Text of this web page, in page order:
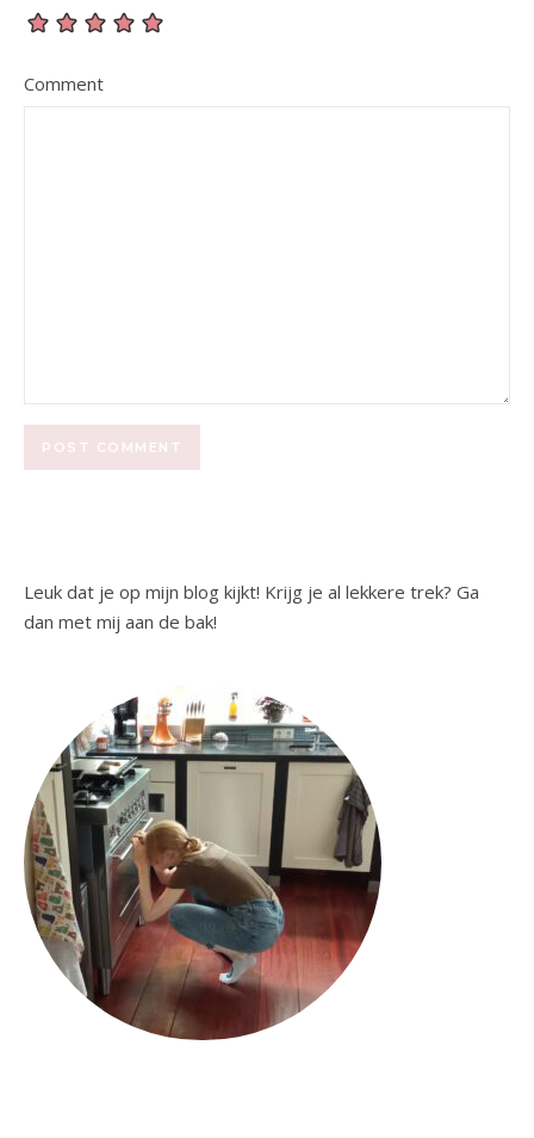
Comment
Leuk dat je op mijn blog kijkt! Krijg je al lekkere trek? Ga
dan met mij aan de bak!